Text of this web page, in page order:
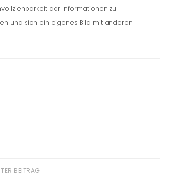
der Informationen zu
und sich ein eigenes Bild mit anderen
BEITRAG